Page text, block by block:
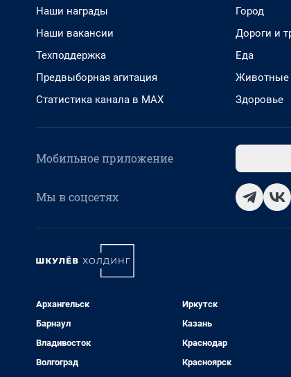
Наши награды
Наши вакансии
Техподдержка
Предвыборная агитация
Статистика канала в MAX
Город
Дороги и
Еда
Животные
Здоровье
Мобильное приложение
Мы в соцсетях
Архангельск
Барнаул
Владивосток
Волгоград
Иркутск
Казань
Краснодар
Красноярск